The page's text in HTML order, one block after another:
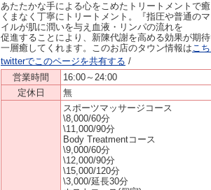
あたたかな手による心をこめたトリートメントで
くまなく丁寧にトリートメント。『指圧や普通の
イルが肌に潤いを与え血液・リンパの流れを
促進することにより、新陳代謝を高める効果が期
一層癒してくれます。このお店のタウン情報はこ
twitterでこのページを共有する /
営業時間
16:00～24:00
定休日
無
スポーツマッサージコース
\8,000/60分
\11,000/90分
Body Treatmentコース
\9,000/60分
\12,000/90分
\15,000/120分
\3,000/延長30分